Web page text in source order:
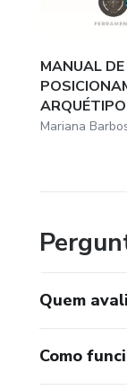
não apenas
Espero que
personalidade
MANUAL DE
Mariana
Quem
Como